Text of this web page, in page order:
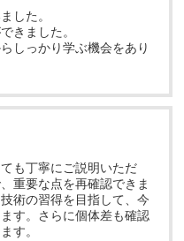
した。
きました。
しっかり学ぶ機会をあり
も丁寧にご説明いただ
重要な点を再確認できま
術の習得を目指して、今
す。さらに個体差も確認
す。